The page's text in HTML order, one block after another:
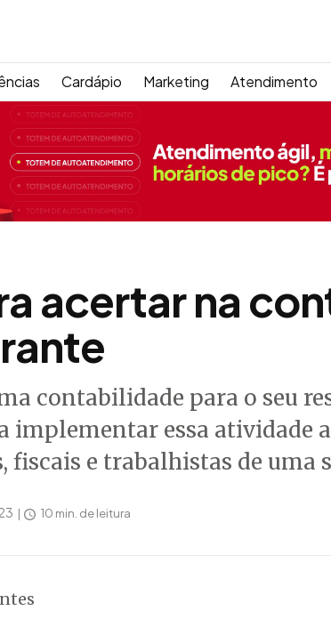
Cardápio Marketing Atendimento
acertar na
contabilidade para o seu
implementar essa atividade
e trabalhistas de uma
10 min. de leitura